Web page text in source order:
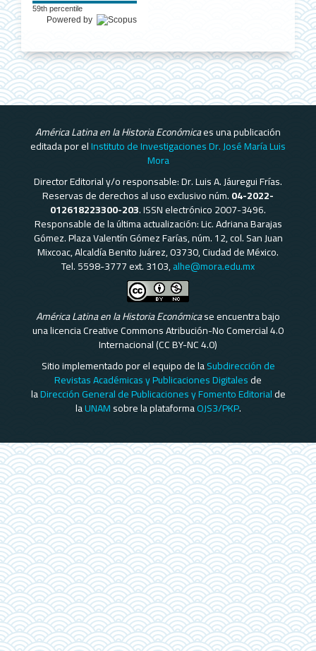
59th percentile
Powered by
América Latina en la Historia Económicaes una publicación
editada por elInstituto de Investigaciones Dr. José María Luis
Mora
Director Editorial y/o responsable: Dr. Luis A. Jáuregui Frías.
Reservas de derechos al uso exclusivo núm.04-2022-
012618223300-203. ISSN electrónico 2007-3496.
Responsable de la última actualización: Lic. Adriana Barajas
Gómez. Plaza Valentín Gómez Farías, núm. 12, col. San Juan
Mixcoac, Alcaldía Benito Juárez, 03730, Ciudad de México.
Tel. 5598-3777 ext. 3103,alhe@mora.edu.mx
América Latina en la Historia Económicase encuentra bajo
una licencia Creative Commons Atribución-No Comercial 4.0
Internacional (CC BY-NC 4.0)
Sitio implementado por el equipo de laSubdirección de
Revistas Académicas y Publicaciones Digitalesde
laDirección General de Publicaciones y Fomento Editorialde
laUNAMsobre la plataformaOJS3/PKP.